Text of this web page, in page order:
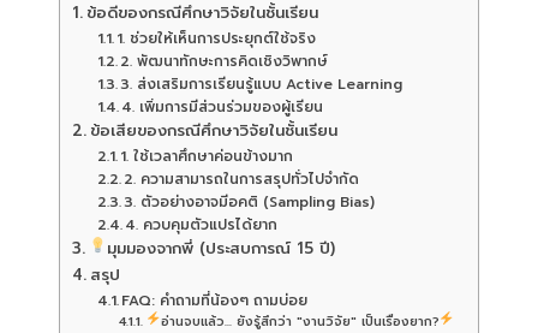
ข้อดีของกรณีศึกษาวิจัยในชั้นเรียน
1. ช่วยให้เห็นการประยุกต์ใช้จริง
2. พัฒนาทักษะการคิดเชิงวิพากษ์
3. ส่งเสริมการเรียนรู้แบบ Active Learning
4. เพิ่มการมีส่วนร่วมของผู้เรียน
ข้อเสียของกรณีศึกษาวิจัยในชั้นเรียน
1. ใช้เวลาศึกษาค่อนข้างมาก
2. ความสามารถในการสรุปทั่วไปจำกัด
3. ตัวอย่างอาจมีอคติ (Sampling Bias)
4. ควบคุมตัวแปรได้ยาก
มุมมองจากพี่ (ประสบการณ์ 15 ปี)
สรุป
FAQ: คำถามที่น้องๆ ถามบ่อย
อ่านจบแล้ว... ยังรู้สึกว่า "งานวิจัย" เป็นเรื่องยาก?